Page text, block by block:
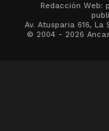
Redacción Web:
Av. Atusparia 616, La
© 2004 - 2026